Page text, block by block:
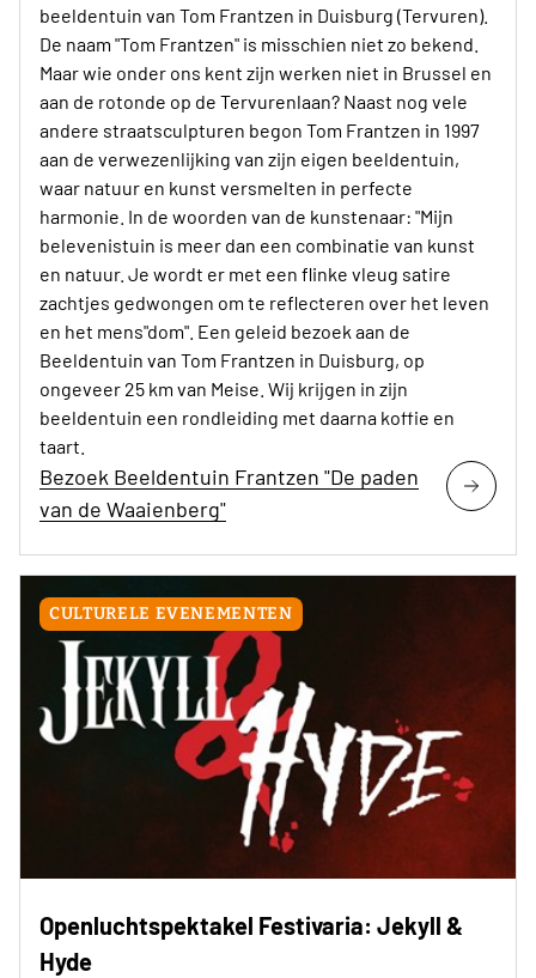
beeldentuin van Tom Frantzen in Duisburg (Tervuren).
De naam "Tom Frantzen" is misschien niet zo bekend.
Maar wie onder ons kent zijn werken niet in Brussel en
aan de rotonde op de Tervurenlaan? Naast nog vele
andere straatsculpturen begon Tom Frantzen in 1997
aan de verwezenlijking van zijn eigen beeldentuin,
waar natuur en kunst versmelten in perfecte
harmonie. In de woorden van de kunstenaar: "Mijn
belevenistuin is meer dan een combinatie van kunst
en natuur. Je wordt er met een flinke vleug satire
zachtjes gedwongen om te reflecteren over het leven
en het mens"dom". Een geleid bezoek aan de
Beeldentuin van Tom Frantzen in Duisburg, op
ongeveer 25 km van Meise. Wij krijgen in zijn
beeldentuin een rondleiding met daarna koffie en
taart.
Bezoek Beeldentuin Frantzen "De paden
van de Waaienberg"
CULTURELE EVENEMENTEN
Openluchtspektakel Festivaria: Jekyll &
Hyde